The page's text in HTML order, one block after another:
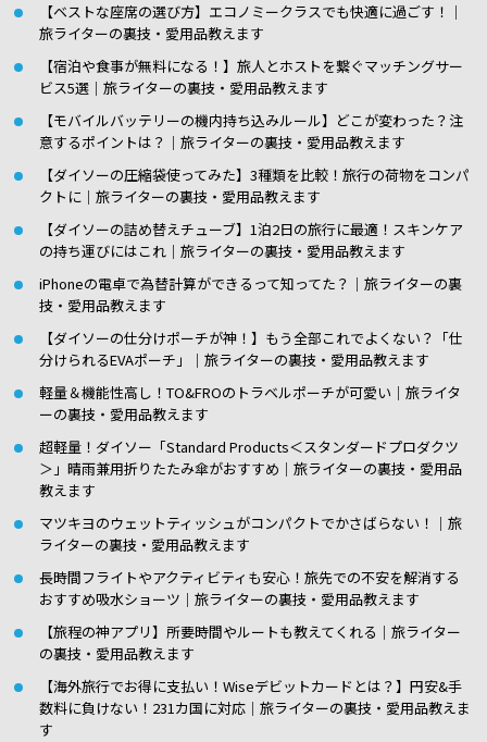
【ベストな座席の選び方】エコノミークラスでも快適に過ごす！｜
旅ライターの裏技・愛用品教えます
【宿泊や食事が無料になる！】旅人とホストを繋ぐマッチングサー
ビス5選｜旅ライターの裏技・愛用品教えます
【モバイルバッテリーの機内持ち込みルール】どこが変わった？注
意するポイントは？｜旅ライターの裏技・愛用品教えます
【ダイソーの圧縮袋使ってみた】3種類を比較！旅行の荷物をコンパ
クトに｜旅ライターの裏技・愛用品教えます
【ダイソーの詰め替えチューブ】1泊2日の旅行に最適！スキンケア
の持ち運びにはこれ｜旅ライターの裏技・愛用品教えます
iPhoneの電卓で為替計算ができるって知ってた？｜旅ライターの裏
技・愛用品教えます
【ダイソーの仕分けポーチが神！】もう全部これでよくない？「仕
分けられるEVAポーチ」｜旅ライターの裏技・愛用品教えます
軽量＆機能性高し！TO&FROのトラベルポーチが可愛い｜旅ライタ
ーの裏技・愛用品教えます
超軽量！ダイソー「Standard Products＜スタンダードプロダクツ
＞」晴雨兼用折りたたみ傘がおすすめ｜旅ライターの裏技・愛用品
教えます
マツキヨのウェットティッシュがコンパクトでかさばらない！｜旅
ライターの裏技・愛用品教えます
長時間フライトやアクティビティも安心！旅先での不安を解消する
おすすめ吸水ショーツ｜旅ライターの裏技・愛用品教えます
【旅程の神アプリ】所要時間やルートも教えてくれる｜旅ライター
の裏技・愛用品教えます
【海外旅行でお得に支払い！Wiseデビットカードとは？】円安&手
数料に負けない！231カ国に対応｜旅ライターの裏技・愛用品教えま
す